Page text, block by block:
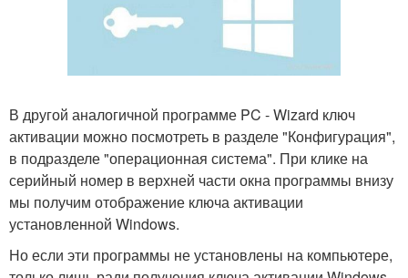
В другой аналогичной программе PC - Wizard ключ
активации можно посмотреть в разделе "Конфигурация",
в подразделе "операционная система". При клике на
серийный номер в верхней части окна программы внизу
мы получим отображение ключа активации
установленной Windows.
Но если эти программы не установлены на компьютере,